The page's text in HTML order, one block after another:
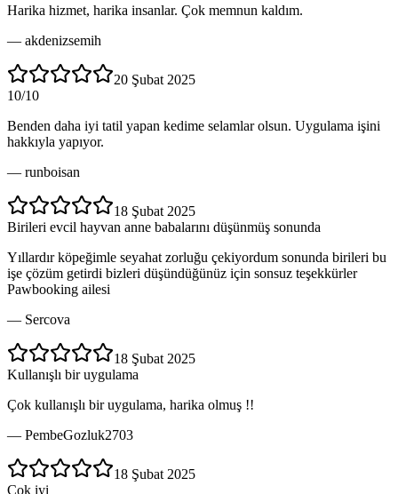
Harika hizmet, harika insanlar. Çok memnun kaldım.
— akdenizsemih
20 Şubat 2025
10/10
Benden daha iyi tatil yapan kedime selamlar olsun. Uygulama işini
hakkıyla yapıyor.
— runboisan
18 Şubat 2025
Birileri evcil hayvan anne babalarını düşünmüş sonunda
Yıllardır köpeğimle seyahat zorluğu çekiyordum sonunda birileri bu
işe çözüm getirdi bizleri düşündüğünüz için sonsuz teşekkürler
Pawbooking ailesi
— Sercova
18 Şubat 2025
Kullanışlı bir uygulama
Çok kullanışlı bir uygulama, harika olmuş !!
— PembeGozluk2703
18 Şubat 2025
Çok iyi